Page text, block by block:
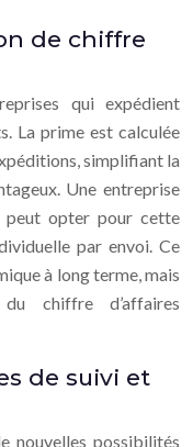
de chiffre
qui expédient
La prime est calculée
simplifiant la
Une entreprise
peut opter pour cette
par envoi. Ce
à long terme, mais
chiffre d’affaires
de suivi et
nouvelles possibilités